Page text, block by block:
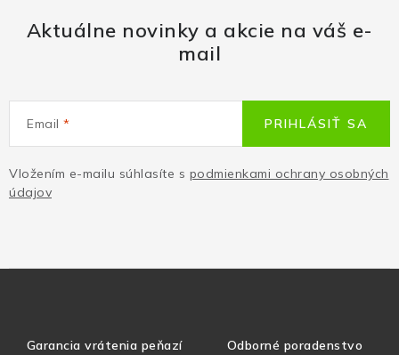
Aktuálne novinky a akcie na váš e-
mail
Email
Vložením e-mailu súhlasíte s podmienkami ochrany osobných
údajov
PRIHLÁSIŤ SA
Garancia vrátenia peňazí Odborné poradenstvo